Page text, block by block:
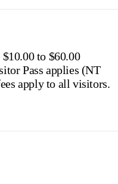
to $60.00
Pass applies (NT
Camping fees apply to all visitors.